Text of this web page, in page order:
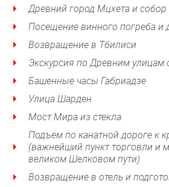
Древний город Мцхета и
Посещение винного погреба и
Возвращение в Тбилиси
Экскурсия по Древним улицам
Башенные часы Габриадзе
Улица Шарден
Мост Мира из стекла
Подъем по канатной дороге к
(важнейший пункт торговли и
великом Шелковом пути)
Возвращение в отель и